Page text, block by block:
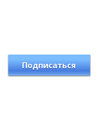
Подписаться